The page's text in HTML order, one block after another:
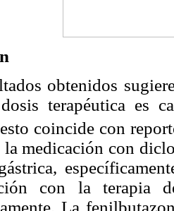
obtenidos
terapéutica es
coincide con
la medicación con
con la terapia